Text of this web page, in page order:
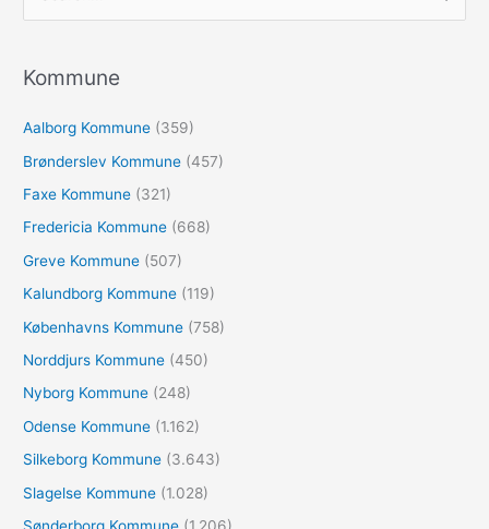
e
t
e
r
Kommune
Aalborg Kommune (359)
Brønderslev Kommune (457)
Faxe Kommune (321)
Fredericia Kommune (668)
Greve Kommune (507)
Kalundborg Kommune (119)
Københavns Kommune (758)
Norddjurs Kommune (450)
Nyborg Kommune (248)
Odense Kommune (1.162)
Silkeborg Kommune (3.643)
Slagelse Kommune (1.028)